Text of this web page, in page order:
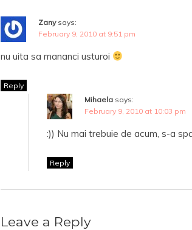
Zany says:
February 9, 2010 at 9:51 pm
nu uita sa mananci usturoi
Reply
Mihaela says:
February 9, 2010 at 10:03 pm
:)) Nu mai trebuie de acum, s-a
Reply
Leave a Reply